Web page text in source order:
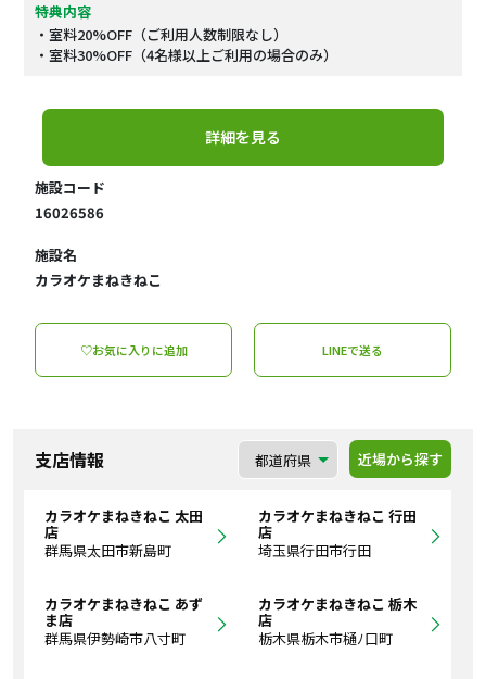
特典内容
・室料20%OFF（ご利用人数制限なし）
・室料30%OFF（4名様以上ご利用の場合のみ）
詳細を見る
施設コード
16026586
施設名
カラオケまねきねこ
♡お気に入りに追加 LINEで送る
支店情報 近場から探す
カラオケまねきねこ 太田
店
群馬県太田市新島町
カラオケまねきねこ 行田
店
埼玉県行田市行田
カラオケまねきねこ あず
ま店
群馬県伊勢崎市八寸町
カラオケまねきねこ 栃木
店
栃木県栃木市樋ﾉ口町